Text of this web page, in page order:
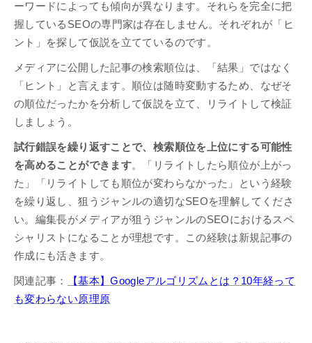
ーワードによっても傾向が異なります。それらを完全に把
握しているSEOの専門家は存在しません。それぞれが「ヒ
ント」を探して仮説を立てているのです。
メディアに公開した記事の検索順位は、「結果」ではなく
「ヒント」と言えます。順位は随時変動するため、なぜそ
の順位だったかを分析して仮説を立て、リライトして検証
しましょう。
試行錯誤を繰り返すことで、検索順位を上位にする可能性
を高めることができます。「リライトしたら順位が上がっ
た」「リライトしても順位が変わらなかった」という経験
を繰り返し、狙うジャンルの適切なSEOを理解してくださ
い。編集長がメディアが狙うジャンルのSEOにおけるスペ
シャリストになることが理想です。この経験は新規記事の
作成にも活きます。
関連記事：
【基本】Googleアルゴリズムとは？10年経って
も変わらない原理原